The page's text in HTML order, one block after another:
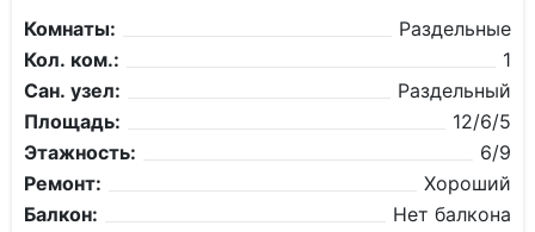
Комнаты:
Раздельные
Кол. ком.:
1
Сан. узел:
Раздельный
Площадь:
12/6/5
Этажность:
6/9
Ремонт:
Хороший
Балкон:
Нет балкона